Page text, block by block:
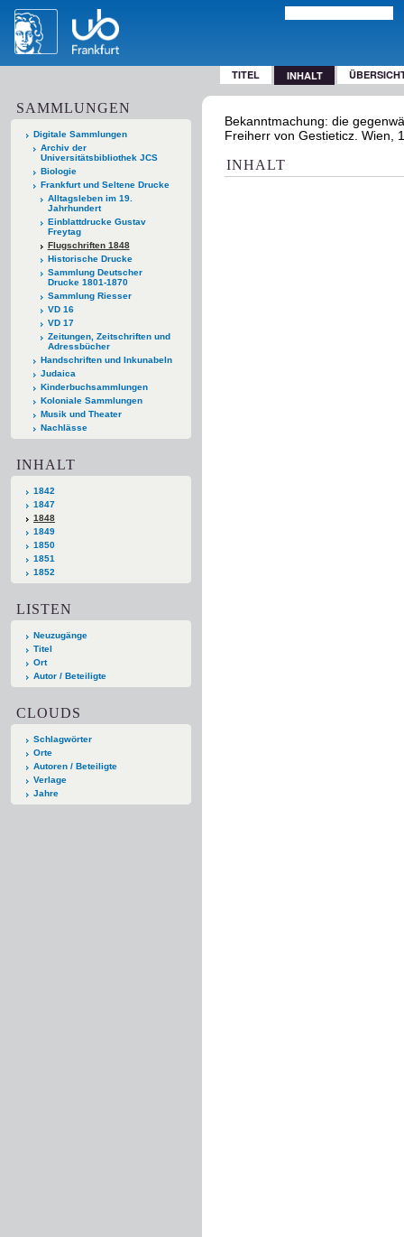
TITEL INHALT
SAMMLUNGEN
Digitale Sammlungen
Archiv der
Universitätsbibliothek JCS
Biologie
Frankfurt und Seltene Drucke
Alltagsleben im 19.
Jahrhundert
Einblattdrucke Gustav
Freytag
Flugschriften 1848
Historische Drucke
Sammlung Deutscher
Drucke 1801-1870
Sammlung Riesser
VD 16
VD 17
Zeitungen, Zeitschriften und
Adressbücher
Handschriften und Inkunabeln
Judaica
Kinderbuchsammlungen
Koloniale Sammlungen
Musik und Theater
Nachlässe
INHALT
1842
1847
1848
1849
1850
1851
1852
LISTEN
Neuzugänge
Titel
Ort
Autor / Beteiligte
CLOUDS
Schlagwörter
Orte
Autoren / Beteiligte
Verlage
Jahre
Bekanntmachung: die
Freiherr von Gestieticz. Wien,
INHALT